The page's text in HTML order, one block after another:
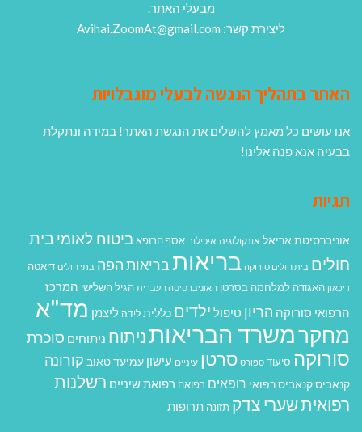
מבעלי האתר.
ליצירת קשר: Avihai.ZoomAt@gmail.com
האתר בתהליך הנגשה לבעלי מוגבלויות
אנו עושים כל מאמץ להשלים את הנגשת האתר! במידה ונתקלת
בבעיה אנא פנה אלינו!
תגיות
אוניברסיטת אריאל אונקולוגיה איכילוב אסף הרופא ביטוח לאומיבית
חולים בית חולים סורוקה בריאותבריאות הפה בתי חולים דיאטה
דיכאון האגודה למלחמה בסרטן האוניברסיטה העברית הגיל השלישי המרכז
הרפואי סורוקה הריון טיפול ילדים כללית לידה ליצמן מד"א
מחקרמשרד הבריאותניתוח ניתוחים סוכרת
סורוקה סיעוד ספורט סרטן עיניים עישון עמיעד טאוב קורונה
קנאביסקנאביס רפואי רופאים רפואה רפואת שיניים רשלנות
רפואיתשערי צדק תזונה תרופות